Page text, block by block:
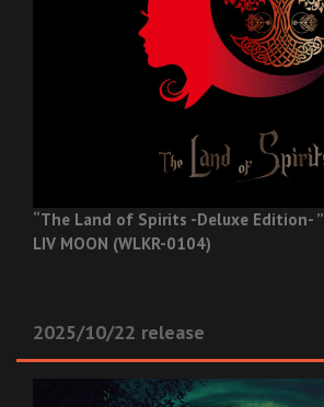
“The Land of Spirits -Deluxe Edition- ”
LIV MOON (WLKR-0104)
2025/10/22 release